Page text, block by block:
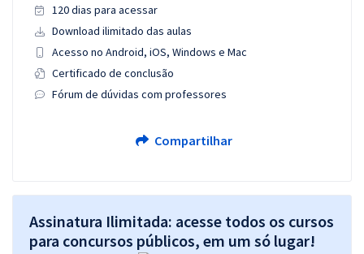
120 dias para acessar
Download ilimitado das aulas
Acesso no Android, iOS, Windows e Mac
Certificado de conclusão
Fórum de dúvidas com professores
Compartilhar
Assinatura Ilimitada: acesse todos os cursos
para concursos públicos, em um só lugar!